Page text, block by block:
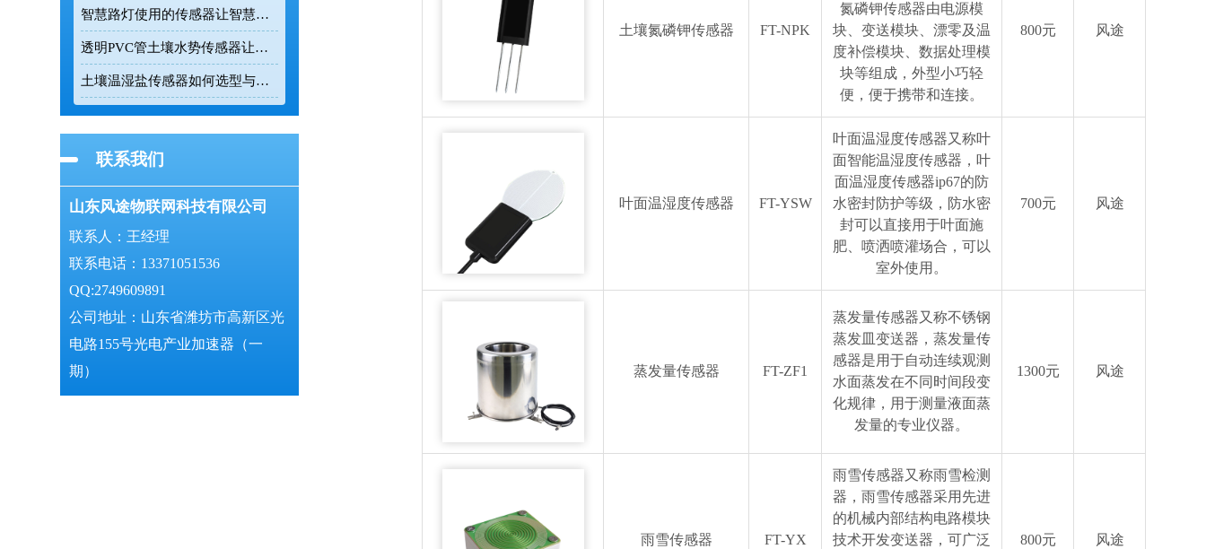
智慧路灯使用的传感器让智慧路灯成为城市环境监测的前端节点
透明PVC管土壤水势传感器让农业灌溉更精准
土壤温湿盐传感器如何选型与正确安装
联系我们
山东风途物联网科技有限公司
联系人：王经理
联系电话：13371051536
QQ:2749609891
公司地址：山东省潍坊市高新区光
电路155号光电产业加速器（一
期）
土壤氮磷钾传感器 FT-NPK
氮磷钾传感器由电源模
块、变送模块、漂零及温
度补偿模块、数据处理模
块等组成，外型小巧轻
便，便于携带和连接。
800元 风途
叶面温湿度传感器 FT-YSW
叶面温湿度传感器又称叶
面智能温湿度传感器，叶
面温湿度传感器ip67的防
水密封防护等级，防水密
封可以直接用于叶面施
肥、喷洒喷灌场合，可以
室外使用。
700元 风途
蒸发量传感器 FT-ZF1
蒸发量传感器又称不锈钢
蒸发皿变送器，蒸发量传
感器是用于自动连续观测
水面蒸发在不同时间段变
化规律，用于测量液面蒸
发量的专业仪器。
1300元 风途
雨雪传感器 FT-YX
雨雪传感器又称雨雪检测
器，雨雪传感器采用先进
的机械内部结构电路模块
技术开发变送器，可广泛
800元 风途